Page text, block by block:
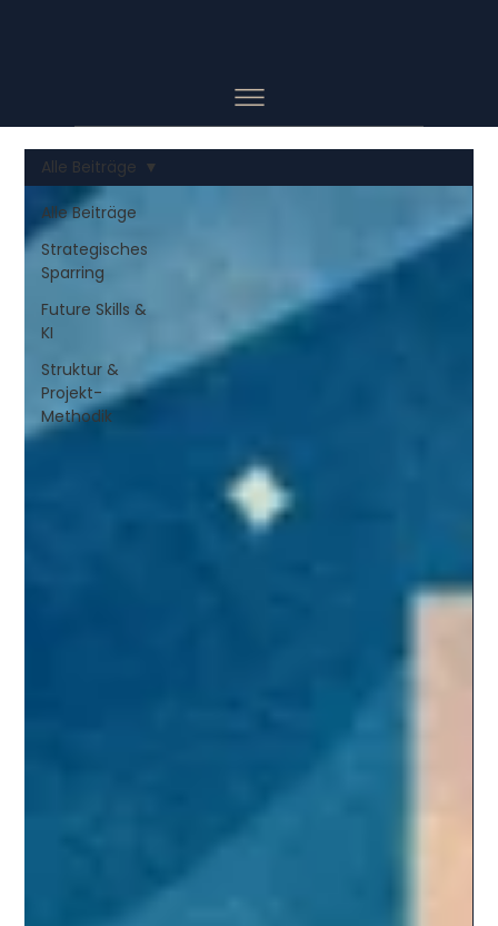
Alle Beiträge
Strategisches
Sparring
Future Skills &
KI
Struktur &
Projekt-
Methodik
Alle Beiträge